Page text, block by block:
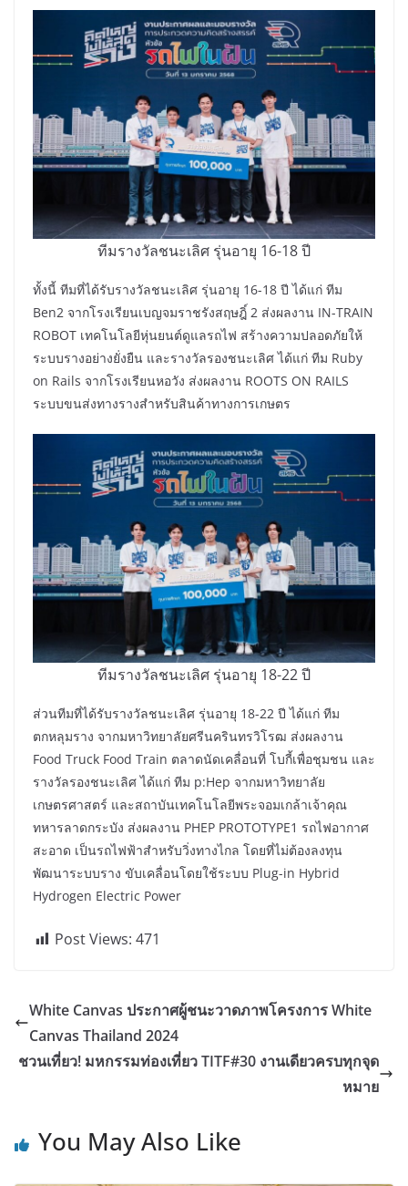
ทีมรางวัลชนะเลิศ รุ่นอายุ 16-18 ปี
ทั้งนี้ ทีมที่ได้รับรางวัลชนะเลิศ รุ่นอายุ 16-18 ปี ได้แก่ ทีม
Ben2 จากโรงเรียนเบญจมราชรังสฤษฎิ์ 2 ส่งผลงาน IN-TRAIN
ROBOT เทคโนโลยีหุ่นยนต์ดูแลรถไฟ สร้างความปลอดภัยให้
ระบบรางอย่างยั่งยืน และรางวัลรองชนะเลิศ ได้แก่ ทีม Ruby
on Rails จากโรงเรียนหอวัง ส่งผลงาน ROOTS ON RAILS
ระบบขนส่งทางรางสำหรับสินค้าทางการเกษตร
ทีมรางวัลชนะเลิศ รุ่นอายุ 18-22 ปี
ส่วนทีมที่ได้รับรางวัลชนะเลิศ รุ่นอายุ 18-22 ปี ได้แก่ ทีม
ตกหลุมราง จากมหาวิทยาลัยศรีนครินทรวิโรฒ ส่งผลงาน
Food Truck Food Train ตลาดนัดเคลื่อนที่ โบกี้เพื่อชุมชน และ
รางวัลรองชนะเลิศ ได้แก่ ทีม p:Hep จากมหาวิทยาลัย
เกษตรศาสตร์ และสถาบันเทคโนโลยีพระจอมเกล้าเจ้าคุณ
ทหารลาดกระบัง ส่งผลงาน PHEP PROTOTYPE1 รถไฟอากาศ
สะอาด เป็นรถไฟฟ้าสำหรับวิ่งทางไกล โดยที่ไม่ต้องลงทุน
พัฒนาระบบราง ขับเคลื่อนโดยใช้ระบบ Plug-in Hybrid
Hydrogen Electric Power
Post Views: 471
White Canvas ประกาศผู้ชนะวาดภาพโครงการ White
Canvas Thailand 2024
ชวนเที่ยว! มหกรรมท่องเที่ยว TITF#30 งานเดียวครบทุกจุด
หมาย
You May Also Like